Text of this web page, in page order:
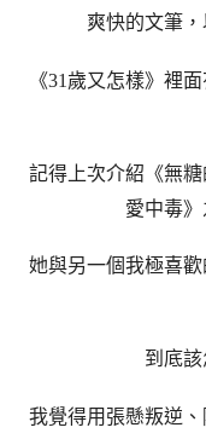
爽快的文筆
《31歲又怎樣》裡
記得上次介紹《無
愛中毒
她與另一個我極喜
到底
我覺得用張懸叛逆